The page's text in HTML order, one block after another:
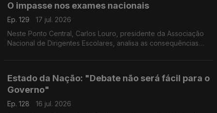
O impasse nos exames nacionais
Ep. 129
17 jul. 2026
Neste Ponto Central, Carlos Louro, presidente da Associação
Nacional de Dirigentes Escolares, analisa as consequências
Estado da Nação: "Debate não será fácil para o
Governo"
Ep. 128
16 jul. 2026